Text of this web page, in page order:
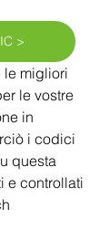
>
le migliori
le vostre
in
i codici
questa
e controllati